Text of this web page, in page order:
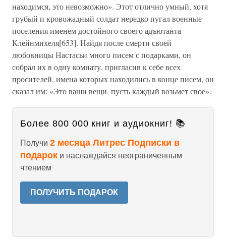
находимся, это невозможно». Этот отлично умный, хотя
грубый и кровожадный солдат нередко пугал военные
поселения именем достойного своего адъютанта
Клейнмихеля[653]. Найдя после смерти своей
любовницы Настасьи много писем с подарками, он
собрал их в одну комнату, пригласив к себе всех
просителей, имена которых находились в конце писем, он
сказал им: «Это ваши вещи, пусть каждый возьмет свое».
Более 800 000 книг и аудиокниг! 📚
Получи 2 месяца Литрес Подписки в
подарок и наслаждайся неограниченным
чтением
ПОЛУЧИТЬ ПОДАРОК